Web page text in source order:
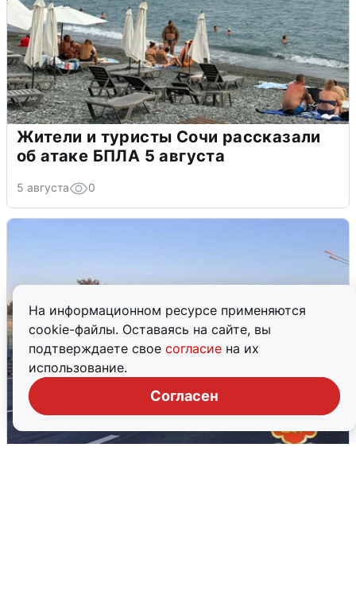
На информационном ресурсе применяются
cookie-файлы. Оставаясь на сайте, вы
подтверждаете свое согласие на их
использование.
Согласен
Жители и туристы Сочи рассказали
об атаке БПЛА 5 августа
5 августа 0